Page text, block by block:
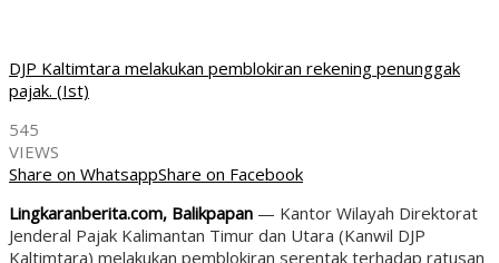
DJP Kaltimtara melakukan pemblokiran rekening penunggak
pajak. (Ist)
545
VIEWS
Share on WhatsappShare on Facebook
Lingkaranberita.com, Balikpapan — Kantor Wilayah Direktorat
Jenderal Pajak Kalimantan Timur dan Utara (Kanwil DJP
Kaltimtara) melakukan pemblokiran serentak terhadap ratusan